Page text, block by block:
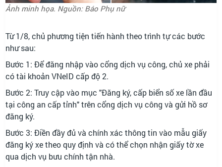
Ảnh minh họa. Nguồn: Báo Phụ nữ
Từ 1/8, chủ phương tiện tiến hành theo trình tự các bước
như sau:
Bước 1: Để đăng nhập vào cổng dịch vụ công, chủ xe phải
có tài khoản VNeID cấp độ 2.
Bước 2: Truy cập vào mục "Đăng ký, cấp biển số xe lần đầu
tại công an cấp tỉnh" trên cổng dịch vụ công và gửi hồ sơ
đăng ký.
Bước 3: Điền đầy đủ và chính xác thông tin vào mẫu giấy
đăng ký xe theo quy định và có thể chọn nhận giấy tờ xe
qua dịch vụ bưu chính tận nhà.